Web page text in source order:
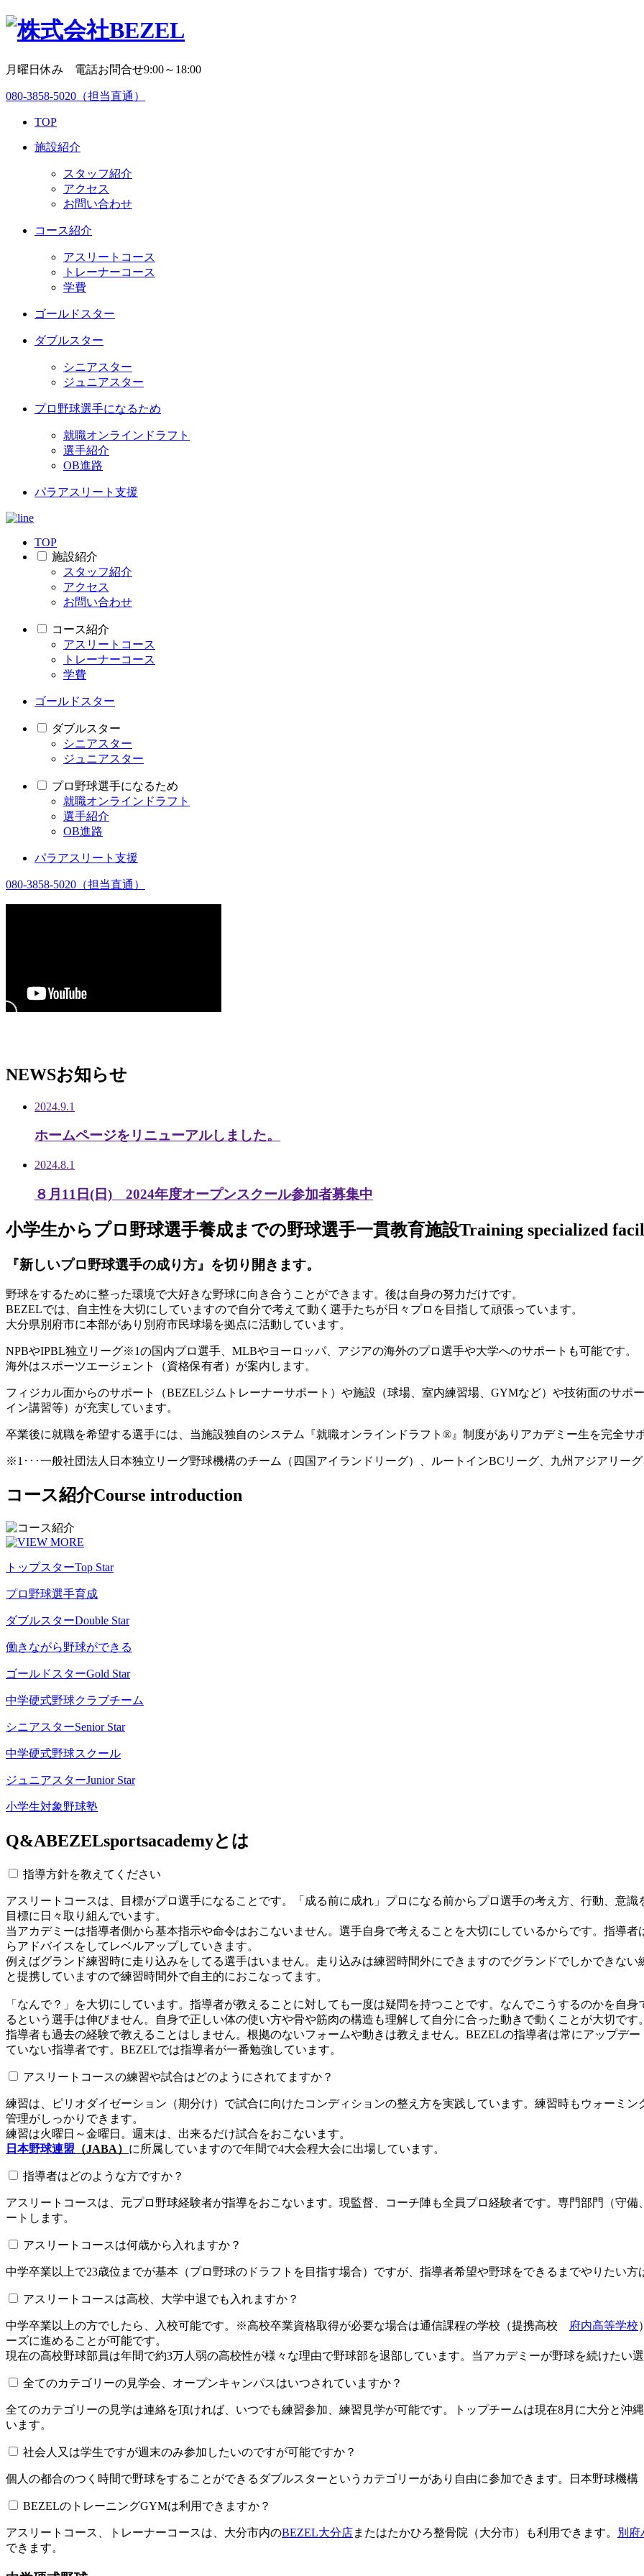
月曜日休み 電話お問合せ9:00～18:00
080-3858-5020 （担当直通）
TOP
施設紹介
スタッフ紹介
アクセス
お問い合わせ
コース紹介
アスリートコース
トレーナーコース
学費
ゴールドスター
ダブルスター
シニアスター
ジュニアスター
プロ野球選手になるため
就職オンラインドラフト
選手紹介
OB進路
パラアスリート支援
TOP
施設紹介
スタッフ紹介
アクセス
お問い合わせ
コース紹介
アスリートコース
トレーナーコース
学費
ゴールドスター
ダブルスター
シニアスター
ジュニアスター
プロ野球選手になるため
就職オンラインドラフト
選手紹介
OB進路
パラアスリート支援
080-3858-5020 （担当直通）
NEWSお知らせ
2024.9.1
ホームページをリニューアルしました。
2024.8.1
８月11日(日) 2024年度オープンスクール参加者募集中
小学生からプロ野球選手養成までの野球選手一貫教育施設Training specialized
『新しいプロ野球選手の成り方』を切り開きます。
野球をするために整った環境で大好きな野球に向き合うことができます。後は自身の努力だけです。
BEZELでは、自主性を大切にしていますので自分で考えて動く選手たちが日々プロを目指して頑張っています。
大分県別府市に本部があり別府市民球場を拠点に活動しています。
NPBやIPBL独立リーグ※1の国内プロ選手、MLBやヨーロッパ、アジアの海外のプロ選手や大学へのサポートも可能です。
海外はスポーツエージェント（資格保有者）が案内します。
フィジカル面からのサポート（BEZELジムトレーナーサポート）や施設（球場、室内練習場、GYMなど）や技術面のサポ
イン講習等）が充実しています。
卒業後に就職を希望する選手には、当施設独自のシステム『就職オンラインドラフト®』制度がありアカデミー生を完全サ
※1･･･一般社団法人日本独立リーグ野球機構のチーム（四国アイランドリーグ）、ルートインBCリーグ、九州アジアリー
コース紹介Course introduction
トップスターTop Star
プロ野球選手育成
ダブルスターDouble Star
働きながら野球ができる
ゴールドスターGold Star
中学硬式野球クラブチーム
シニアスターSenior Star
中学硬式野球スクール
ジュニアスターJunior Star
小学生対象野球塾
Q&ABEZELsportsacademyとは
指導方針を教えてください
アスリートコースは、目標がプロ選手になることです。「成る前に成れ」プロになる前からプロ選手の考え方、行動、意
目標に日々取り組んでいます。
当アカデミーは指導者側から基本指示や命令はおこないません。選手自身で考えることを大切にしているからです。指導
らアドバイスをしてレベルアップしていきます。
例えばグランド練習時に走り込みをしてる選手はいません。走り込みは練習時間外にできますのでグランドでしかできな
と提携していますので練習時間外で自主的におこなってます。
「なんで？」を大切にしています。指導者が教えることに対しても一度は疑問を持つことです。なんでこうするのかを自
るという選手は伸びません。自身で正しい体の使い方や骨や筋肉の構造も理解して自分に合った動きで動くことが大切です
指導者も過去の経験で教えることはしません。根拠のないフォームや動きは教えません。BEZELの指導者は常にアップデ
ていない指導者です。BEZELでは指導者が一番勉強しています。
アスリートコースの練習や試合はどのようにされてますか？
練習は、ピリオダイゼーション（期分け）で試合に向けたコンディションの整え方を実践しています。練習時もウォーミ
管理がしっかりできます。
練習は火曜日～金曜日。週末は、出来るだけ試合をおこないます。
日本野球連盟 （JABA） に所属していますので年間で4大会程大会に出場しています。
指導者はどのような方ですか？
アスリートコースは、元プロ野球経験者が指導をおこないます。現監督、コーチ陣も全員プロ経験者です。専門部門（守
ートします。
アスリートコースは何歳から入れますか？
中学卒業以上で23歳位までが基本（プロ野球のドラフトを目指す場合）ですが、指導者希望や野球をできるまでやりたい方
アスリートコースは高校、大学中退でも入れますか？
中学卒業以上の方でしたら、入校可能です。※高校卒業資格取得が必要な場合は通信課程の学校（提携高校 府内高等学校
ーズに進めることが可能です。
現在の高校野球部員は年間で約3万人弱の高校性が様々な理由で野球部を退部しています。当アカデミーが野球を続けたい
全てのカテゴリーの見学会、オープンキャンパスはいつされていますか？​​​​​
全てのカテゴリーの見学は連絡を頂ければ、いつでも練習参加、練習見学が可能です。トップチームは現在8月に大分と沖
います。
社会人又は学生ですが週末のみ参加したいのですが可能ですか？
個人の都合のつく時間で野球をすることができるダブルスターというカテゴリーがあり自由に参加できます。日本野球機
BEZELのトレーニングGYMは利用できますか？​​​​​
アスリートコース、トレーナーコースは、大分市内のBEZEL大分店またはたかひろ整骨院（大分市）も利用できます。
別府
できます。